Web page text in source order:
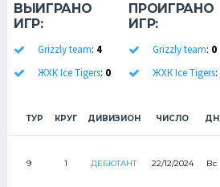
ВЫИГРАНО
ИГР:
Grizzly team: 4
ЖХК Ice Tigers: 0
ПРОИГРАНО
ИГР:
Grizzly team: 0
ЖХК Ice Tigers:
ТУР КРУГ ДИВИЗИОН ЧИСЛО ДН
9 1 ДЕБЮТАНТ 22/12/2024 Вс